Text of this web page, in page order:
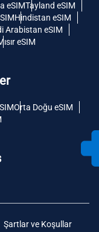
eSIMTayland eSIM
Hindistan eSIM
Arabistan eSIM
eSIM
Orta Doğu eSIM
Şartlar ve Koşullar